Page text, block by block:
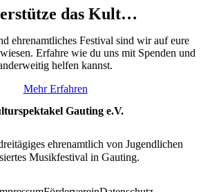
das Kult…
ehrenamtliches Festival sind wir auf eure
Erfahre wie du uns mit Spenden und
helfen kannst.
Mehr Erfahren
Gauting e.V.
ehrenamtlich von Jugendlichen
Musikfestival in Gauting.